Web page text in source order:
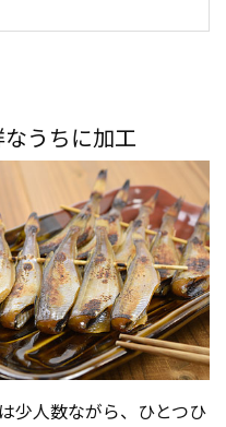
うちに加工
少人数ながら、ひとつひ